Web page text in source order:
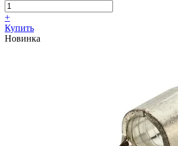
+
Купить
Новинка